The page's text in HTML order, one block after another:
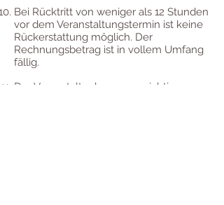
Bei Rücktritt von weniger als 12 Stunden
vor dem Veranstaltungstermin ist keine
Rückerstattung möglich. Der
Rechnungsbetrag ist in vollem Umfang
fällig.
Der Veranstalter kann aus wichtigem